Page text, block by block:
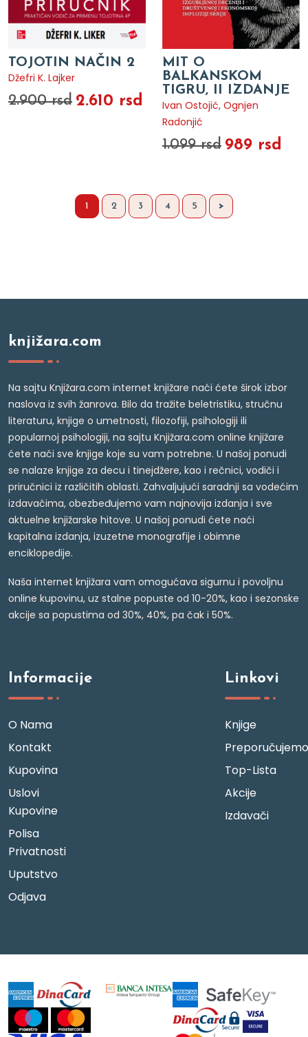
TOJOTIN NAČIN 2
Džefri K. Lajker
2.900 rsd 2.610 rsd
MIT O
BALKANSKOM
TIGRU, II IZDANJE
Ivan Ostojić, Ognjen
Radonjić
1.099 rsd 989 rsd
1 2 3 4 5 >
knjižara.com
Na sajtu Knjižara.com internet knjižare naći ćete širok izbor
naslova iz svih žanrova. Bilo da tražite beletristiku, stručnu
literaturu, knjige o umetnosti, filozofiji, psihologiji ili
popularnoj psihologiji, na sajtu Knjižara.com online knjižare
ćete naći sve knjige koje su vam potrebne. U našoj ponudi
se nalaze knjige za decu i tinejdžere, kao i rečnici, vodiči i
priručnici iz različitih oblasti. Zahvaljujući saradnji sa vodećim
izdavačima, obezbeđujemo vam najnovija izdanja i sve
aktuelne knjižarske hitove. U našoj ponudi ćete naći
kapitalna izdanja, izuzetne monografije i obimne
enciklopedije.
Naša internet knjižara vam omogućava sigurnu i povoljnu
online kupovinu, uz stalne popuste od 10-20%, kao i sezonske
akcije sa popustima od 30%, 40%, pa čak i 50%.
Informacije
O Nama
Kontakt
Kupovina
Uslovi
Kupovine
Polisa
Privatnosti
Uputstvo
Odjava
Linkovi
Knjige
Preporučujemo
Top-Lista
Akcije
Izdavači